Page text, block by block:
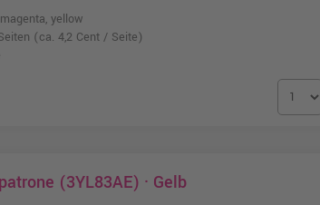
yellow
(ca. 4,2 Cent / Seite)
(3YL83AE) · Gelb